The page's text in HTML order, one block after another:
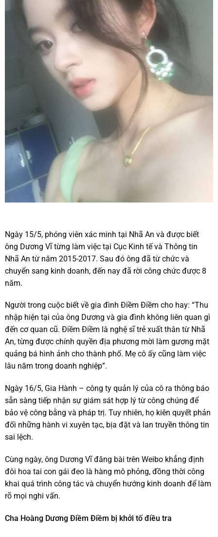
Ngày 15/5, phóng viên xác minh tại Nhã An và được biết
ông Dương Vĩ từng làm việc tại Cục Kinh tế và Thông tin
Nhã An từ năm 2015-2017. Sau đó ông đã từ chức và
chuyển sang kinh doanh, đến nay đã rời công chức được 8
năm.
Người trong cuộc biết về gia đình Điềm Điềm cho hay: “Thu
nhập hiện tại của ông Dương và gia đình không liên quan gì
đến cơ quan cũ. Điềm Điềm là nghệ sĩ trẻ xuất thân từ Nhã
An, từng được chính quyền địa phương mời làm gương mặt
quảng bá hình ảnh cho thành phố. Mẹ cô ấy cũng làm việc
lâu năm trong doanh nghiệp”.
Ngày 16/5, Gia Hành – công ty quản lý của cô ra thông báo
sẵn sàng tiếp nhận sự giám sát hợp lý từ công chúng để
bảo vệ công bằng và pháp trị. Tuy nhiên, họ kiên quyết phản
đối những hành vi xuyên tạc, bịa đặt và lan truyền thông tin
sai lệch.
Cùng ngày, ông Dương Vĩ đăng bài trên Weibo khẳng định
đôi hoa tai con gái đeo là hàng mô phỏng, đồng thời công
khai quá trình công tác và chuyển hướng kinh doanh để làm
rõ mọi nghi vấn.
Cha Hoàng Dương Điềm Điềm bị khởi tố điều tra